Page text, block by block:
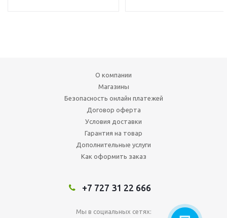
О компании
Магазины
Безопасность онлайн платежей
Договор оферта
Условия доставки
Гарантия на товар
Дополнительные услуги
Как оформить заказ
+7 727 31 22 666
Мы в социальных сетях: